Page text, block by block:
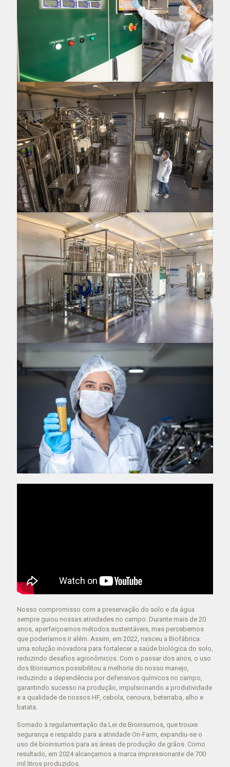
Nosso compromisso com a preservação do solo e da água
sempre guiou nossas atividades no campo. Durante mais de 20
anos, aperfeiçoamos métodos sustentáveis, mas percebemos
que poderíamos ir além. Assim, em 2022, nasceu a Biofábrica:
uma solução inovadora para fortalecer a saúde biológica do solo,
reduzindo desafios agronômicos. Com o passar dos anos, o uso
dos Bionsumos possibilitou a melhoria do nosso manejo,
reduzindo a dependência por defensivos químicos no campo,
garantindo sucesso na produção, impulsionando a produtividade
e a qualidade de nossos HF, cebola, cenoura, beterraba, alho e
batata.
Somado à regulamentação da Lei de Bioinsumos, que trouxe
segurança e respaldo para a atividade On-Farm, expandiu-se o
uso de bioinsumos para as áreas de produção de grãos. Como
resultado, em 2024 alcançamos a marca impressionante de 700
mil litros produzidos.